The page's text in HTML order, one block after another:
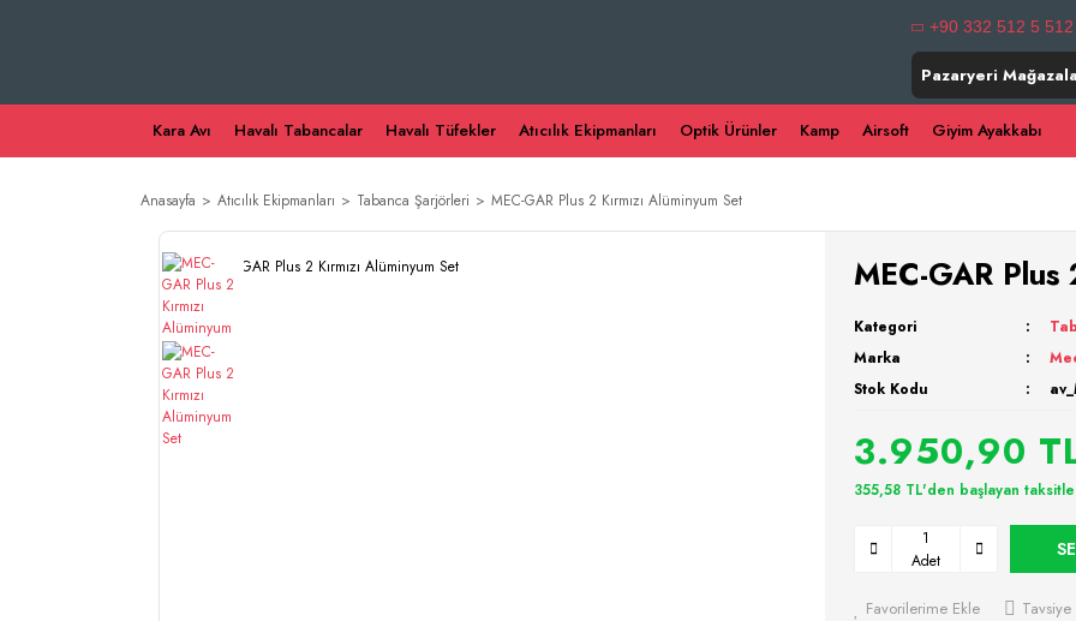
+90 332 512 5 512
Pazaryeri
Kara Avı Havalı Tabancalar Havalı Tüfekler Atıcılık Ekipmanları Optik Ürünler Kamp Airsoft Giyim Ayakkabı
Anasayfa Atıcılık Ekipmanları Tabanca Şarjörleri MEC-GAR Plus 2 Kırmızı Alüminyum Set
MEC-GAR Plus
Kategori
Marka
Stok Kodu
3.950,90
355,58 TL'den başlayan
Adet
Favorilerime Ekle Tavsiye